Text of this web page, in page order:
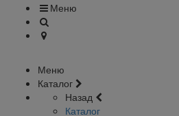
Меню
Меню
Каталог
Назад
Каталог